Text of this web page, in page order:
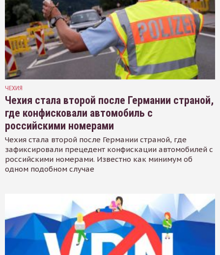
ЧЕХИЯ
Чехия стала второй после Германии страной,
где конфисковали автомобиль с
российскими номерами
Чехия стала второй после Германии страной, где
зафиксировали прецедент конфискации автомобилей с
российскими номерами. Известно как минимум об
одном подобном случае